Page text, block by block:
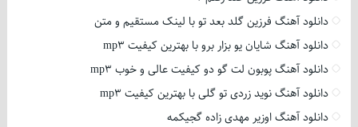
دانلود آهنگ فرزین گلد بعد تو با لینک مستقیم و متن
دانلود آهنگ شایان یو بزار برو با بهترین کیفیت mp3
دانلود آهنگ پوبون لت گو دو کیفیت عالی و خوب mp3
دانلود آهنگ نوید زردی تو گلی با بهترین کیفیت mp3
دانلود آهنگ اوزیر مهدی زاده گجیکمه